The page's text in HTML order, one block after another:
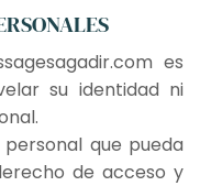
es
su identidad ni
que pueda
de acceso y